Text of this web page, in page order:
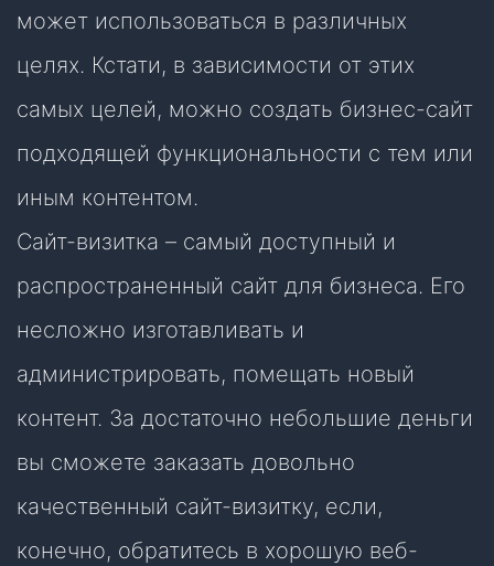
может использоваться в различных
целях. Кстати, в зависимости от этих
самых целей, можно создать бизнес-сайт
подходящей функциональности с тем или
иным контентом.
Сайт-визитка – самый доступный и
распространенный сайт для бизнеса. Его
несложно изготавливать и
администрировать, помещать новый
контент. За достаточно небольшие деньги
вы сможете заказать довольно
качественный сайт-визитку, если,
конечно, обратитесь в хорошую веб-